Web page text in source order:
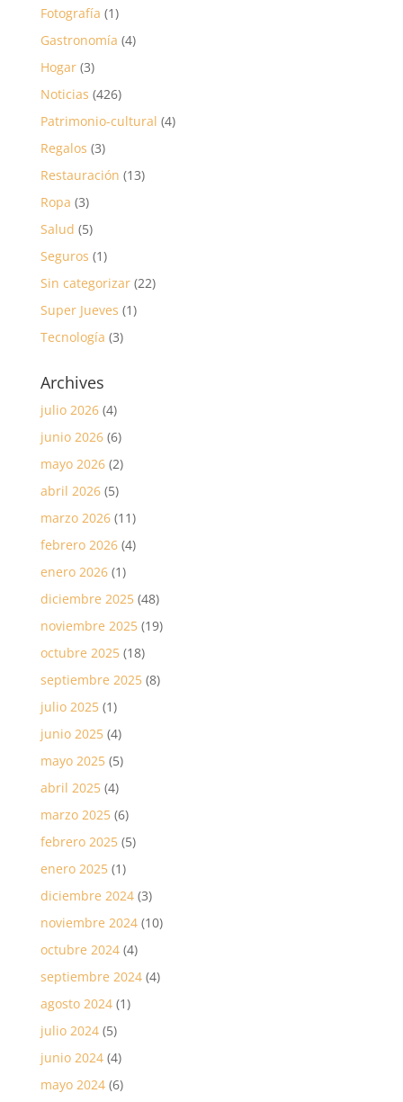
Fotografía (1)
Gastronomía (4)
Hogar(3)
Noticias (426)
Patrimonio-cultural (4)
Regalos (3)
Restauración (13)
Ropa (3)
Salud (5)
Seguros (1)
Sin categorizar(22)
Super Jueves (1)
Tecnología (3)
Archives
julio 2026(4)
junio 2026(6)
mayo 2026(2)
abril 2026(5)
marzo 2026(11)
febrero 2026(4)
enero 2026(1)
diciembre 2025(48)
noviembre 2025(19)
octubre 2025(18)
septiembre 2025(8)
julio 2025(1)
junio 2025(4)
mayo 2025(5)
abril 2025(4)
marzo 2025(6)
febrero 2025(5)
enero 2025(1)
diciembre 2024(3)
noviembre 2024(10)
octubre 2024(4)
septiembre 2024(4)
agosto 2024(1)
julio 2024(5)
junio 2024(4)
mayo 2024(6)